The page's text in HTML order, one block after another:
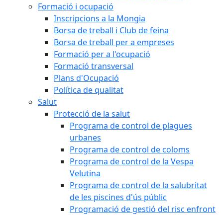
Formació i ocupació
Inscripcions a la Mongia
Borsa de treball i Club de feina
Borsa de treball per a empreses
Formació per a l'ocupació
Formació transversal
Plans d'Ocupació
Política de qualitat
Salut
Protecció de la salut
Programa de control de plagues
urbanes
Programa de control de coloms
Programa de control de la Vespa
Velutina
Programa de control de la salubritat
de les piscines d'ús públic
Programació de gestió del risc enfront